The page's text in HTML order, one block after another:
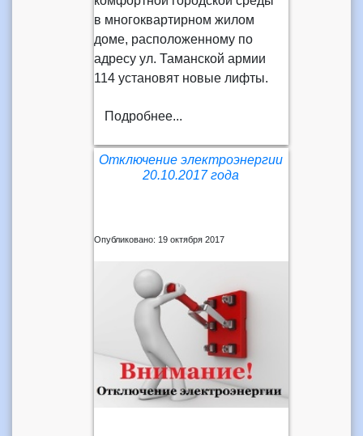
в многоквартирном жилом
доме, расположенному по
адресу ул. Таманской армии
114 установят новые лифты.
Подробнее...
Отключение электроэнергии
20.10.2017 года
Опубликовано: 19 октября 2017